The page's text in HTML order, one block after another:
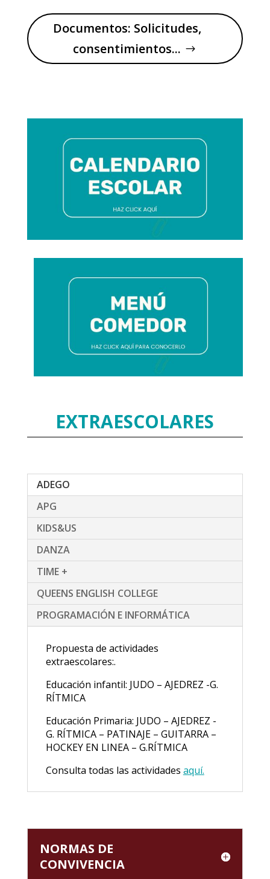
Documentos: Solicitudes,
consentimientos...
EXTRAESCOLARES
ADEGO
APG
KIDS&US
DANZA
TIME +
QUEENS ENGLISH COLLEGE
PROGRAMACIÓN E INFORMÁTICA
Propuesta de actividades
extraescolares:.
Educación infantil: JUDO – AJEDREZ -G.
RÍTMICA
Educación Primaria: JUDO – AJEDREZ -
G. RÍTMICA – PATINAJE – GUITARRA –
HOCKEY EN LINEA – G.RÍTMICA
Consulta todas las actividades aquí.
NORMAS DE
CONVIVENCIA